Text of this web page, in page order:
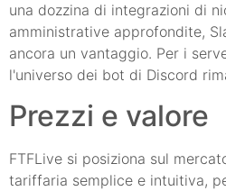
una dozzina di integrazioni di
amministrative approfondite,
ancora un vantaggio. Per i
l'universo dei bot di Discord
Prezzi e valore
FTFLive si posiziona sul
tariffaria semplice e intuitiva,